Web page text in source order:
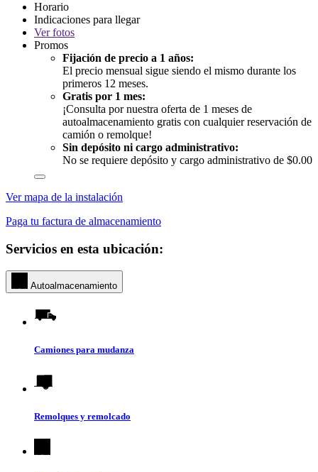
Horario
Indicaciones para llegar
Verfotos
Promos
Fijación de precio a 1 años:
El precio mensual sigue siendo el mismo durante los
primeros 12 meses.
Gratis por 1 mes:
¡Consulta por nuestra oferta de 1 meses de
autoalmacenamiento gratis con cualquier reservación de
camión o remolque!
Sin depósito ni cargo administrativo:
No se requiere depósito y cargo administrativo de $0.00
Ver mapa de la instalación
Paga tu factura de almacenamiento
Servicios en esta ubicación:
Autoalmacenamiento
Camiones para mudanza
Remolques y remolcado